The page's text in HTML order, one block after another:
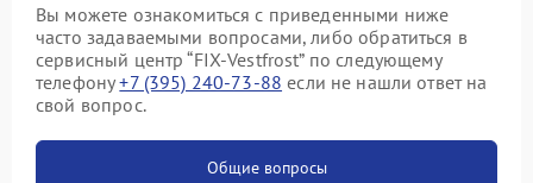
Вы можете ознакомиться с приведенными ниже
часто задаваемыми вопросами, либо обратиться в
сервисный центр “FIX-Vestfrost” по следующему
телефону+7 (395) 240-73-88 если не нашли ответ на
свой вопрос.
Общие вопросы